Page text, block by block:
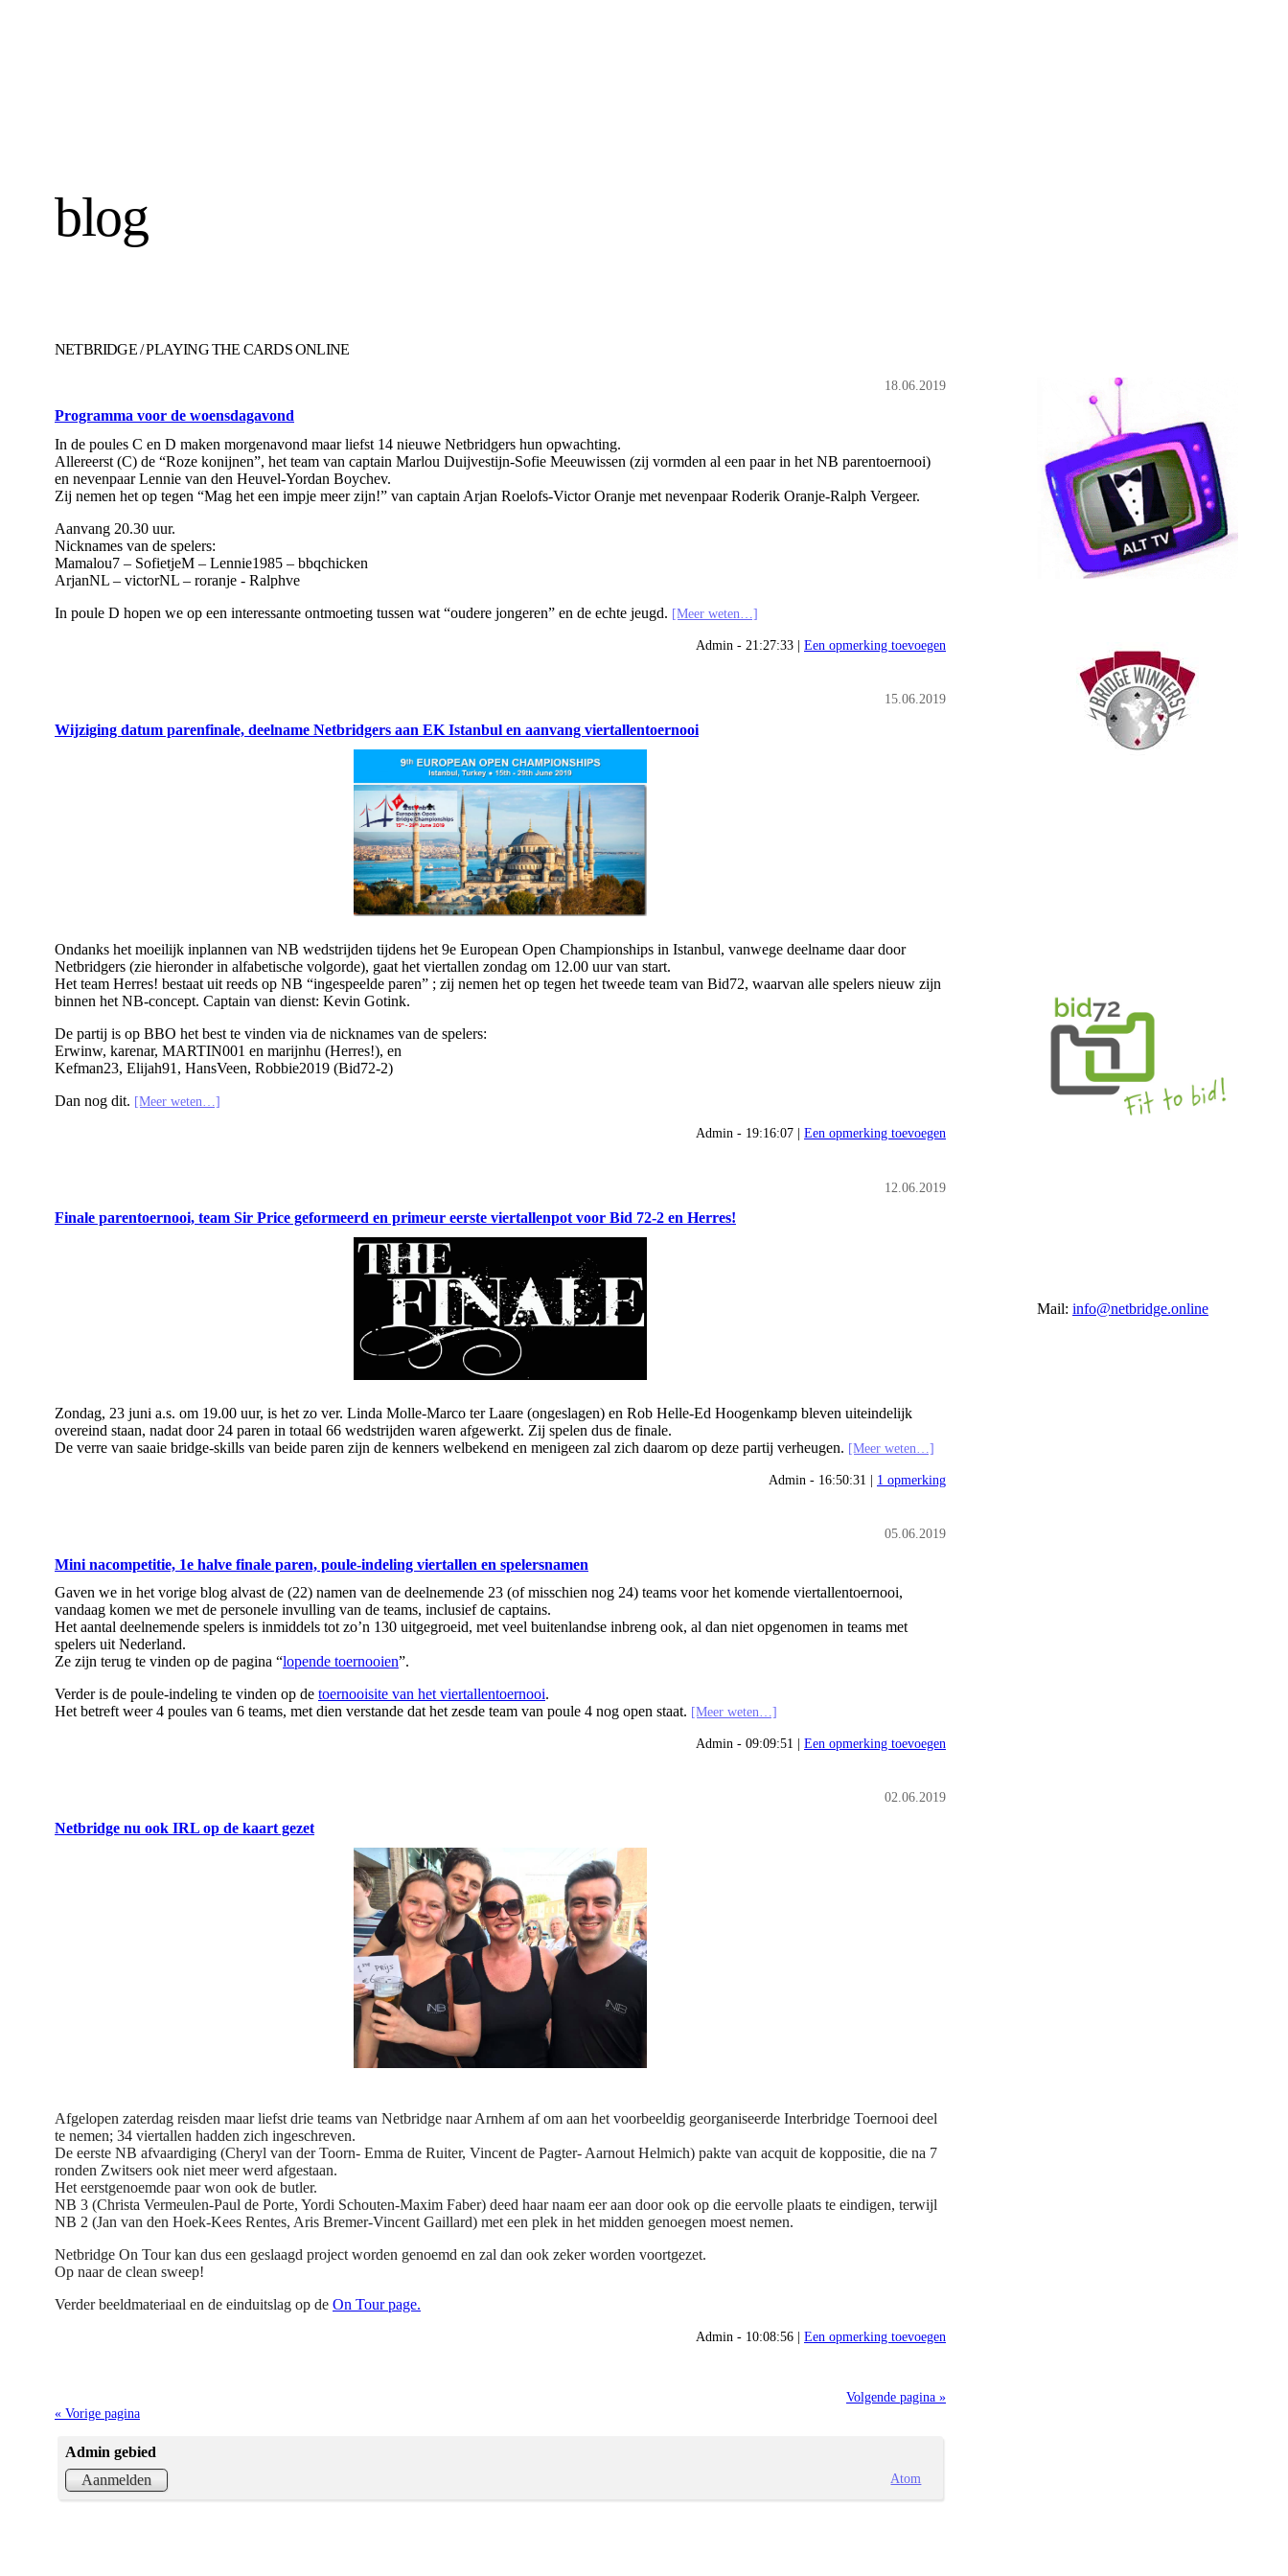
blog
NETBRIDGE/PLAYING THE CARDS ONLINE
18.06.2019
Programma voor de woensdagavond
In de poules C en D maken morgenavond maar liefst 14 nieuwe Netbridgers hun opwachting.
Allereerst (C) de “Roze konijnen”, het team van captain Marlou Duijvestijn-Sofie Meeuwissen (zij vormden al een paar in het NB parentoernooi)
en nevenpaar Lennie van den Heuvel-Yordan Boychev.
Zij nemen het op tegen “Mag het een impje meer zijn!” van captain Arjan Roelofs-Victor Oranje met nevenpaar Roderik Oranje-Ralph Vergeer.
Aanvang 20.30 uur.
Nicknames van de spelers:
Mamalou7 – SofietjeM – Lennie1985 – bbqchicken
ArjanNL – victorNL – roranje - Ralphve
In poule D hopen we op een interessante ontmoeting tussen wat “oudere jongeren” en de echte jeugd. [Meer weten…]
Admin - 21:27:33 | Een opmerking toevoegen
15.06.2019
Wijziging datum parenfinale, deelname Netbridgers aan EK Istanbul en aanvang viertallentoernooi
Ondanks het moeilijk inplannen van NB wedstrijden tijdens het 9e European Open Championships in Istanbul, vanwege deelname daar door
Netbridgers (zie hieronder in alfabetische volgorde), gaat het viertallen zondag om 12.00 uur van start.
Het team Herres! bestaat uit reeds op NB “ingespeelde paren” ; zij nemen het op tegen het tweede team van Bid72, waarvan alle spelers nieuw zijn
binnen het NB-concept. Captain van dienst: Kevin Gotink.
De partij is op BBO het best te vinden via de nicknames van de spelers:
Erwinw, karenar, MARTIN001 en marijnhu (Herres!), en
Kefman23, Elijah91, HansVeen, Robbie2019 (Bid72-2)
Dan nog dit. [Meer weten…]
Admin - 19:16:07 | Een opmerking toevoegen
12.06.2019
Finale parentoernooi, team Sir Price geformeerd en primeur eerste viertallenpot voor Bid 72-2 en Herres!
Zondag, 23 juni a.s. om 19.00 uur, is het zo ver. Linda Molle-Marco ter Laare (ongeslagen) en Rob Helle-Ed Hoogenkamp bleven uiteindelijk
overeind staan, nadat door 24 paren in totaal 66 wedstrijden waren afgewerkt. Zij spelen dus de finale.
De verre van saaie bridge-skills van beide paren zijn de kenners welbekend en menigeen zal zich daarom op deze partij verheugen. [Meer weten…]
Admin - 16:50:31 | 1 opmerking
05.06.2019
Mini nacompetitie, 1e halve finale paren, poule-indeling viertallen en spelersnamen
Gaven we in het vorige blog alvast de (22) namen van de deelnemende 23 (of misschien nog 24) teams voor het komende viertallentoernooi,
vandaag komen we met de personele invulling van de teams, inclusief de captains.
Het aantal deelnemende spelers is inmiddels tot zo’n 130 uitgegroeid, met veel buitenlandse inbreng ook, al dan niet opgenomen in teams met
spelers uit Nederland.
Ze zijn terug te vinden op de pagina “lopende toernooien”.
Verder is de poule-indeling te vinden op de toernooisite van het viertallentoernooi.
Het betreft weer 4 poules van 6 teams, met dien verstande dat het zesde team van poule 4 nog open staat. [Meer weten…]
Admin - 09:09:51 | Een opmerking toevoegen
02.06.2019
Netbridge nu ook IRL op de kaart gezet
Afgelopen zaterdag reisden maar liefst drie teams van Netbridge naar Arnhem af om aan het voorbeeldig georganiseerde Interbridge Toernooi deel
te nemen; 34 viertallen hadden zich ingeschreven.
De eerste NB afvaardiging (Cheryl van der Toorn- Emma de Ruiter, Vincent de Pagter- Aarnout Helmich) pakte van acquit de koppositie, die na 7
ronden Zwitsers ook niet meer werd afgestaan.
Het eerstgenoemde paar won ook de butler.
NB 3 (Christa Vermeulen-Paul de Porte, Yordi Schouten-Maxim Faber) deed haar naam eer aan door ook op die eervolle plaats te eindigen, terwijl
NB 2 (Jan van den Hoek-Kees Rentes, Aris Bremer-Vincent Gaillard) met een plek in het midden genoegen moest nemen.
Netbridge On Tour kan dus een geslaagd project worden genoemd en zal dan ook zeker worden voortgezet.
Op naar de clean sweep!
Verder beeldmateriaal en de einduitslag op de On Tour page.
Admin - 10:08:56 | Een opmerking toevoegen
Volgende pagina »
« Vorige pagina
Admin gebied
Aanmelden
Atom
Mail: info@netbridge.online